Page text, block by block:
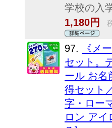
学校の入
1,180円
97.
《メ
セット。
ール お名
得セット
字・ロー
ロン アイ